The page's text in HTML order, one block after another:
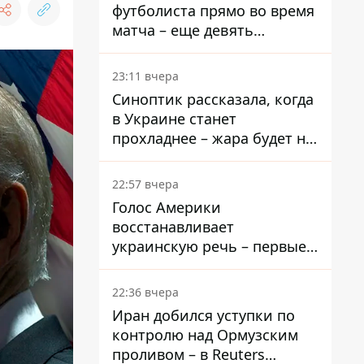
футболиста прямо во время
матча – еще девять
пострадали
23:11 вчера
Синоптик рассказала, когда
в Украине станет
прохладнее – жара будет не
долго
22:57 вчера
Голос Америки
восстанавливает
украинскую речь – первые
эфиры ожидаются на
следующей неделе
22:36 вчера
Иран добился уступки по
контролю над Ормузским
проливом – в Reuters